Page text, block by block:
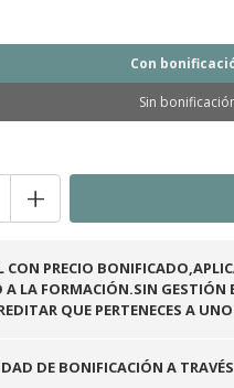
Con
Sin
+
CON PRECIO
A LA FORMACIÓN.SIN
QUE PERTENECES A
DE BONIFICACIÓN A